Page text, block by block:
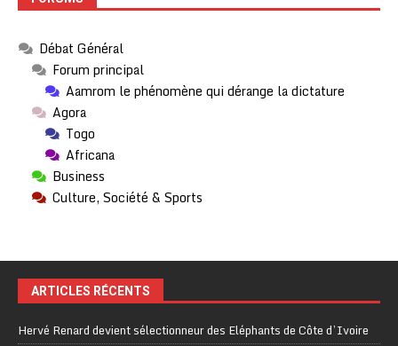
Débat Général
Forum principal
Aamrom le phénomène qui dérange la dictature
Agora
Togo
Africana
Business
Culture, Société & Sports
ARTICLES RÉCENTS
Hervé Renard devient sélectionneur des Eléphants de Côte d’Ivoire